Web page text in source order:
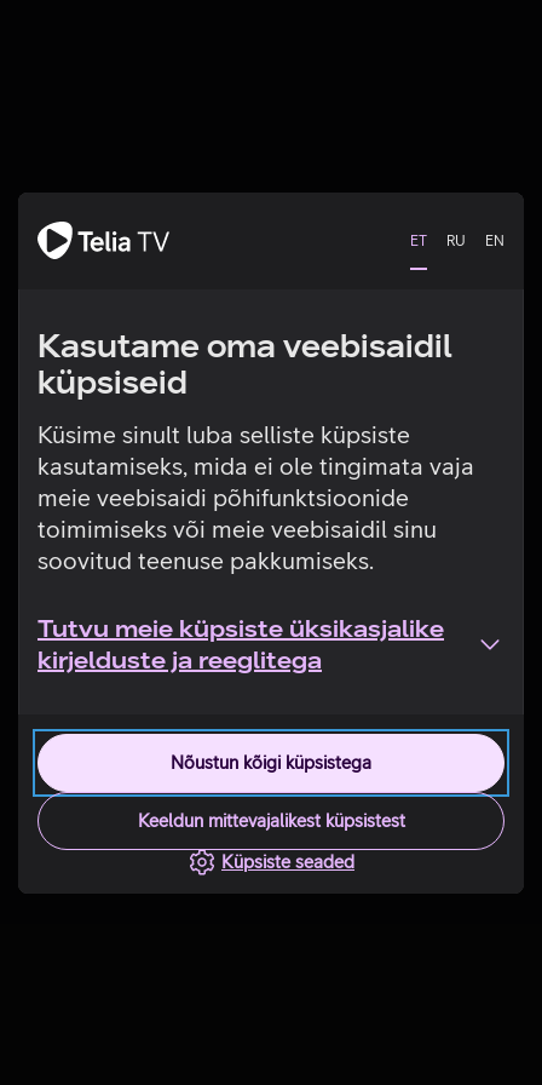
ET RU EN
Kasutame oma veebisaidil
küpsiseid
Küsime sinult luba selliste küpsiste
kasutamiseks, mida ei ole tingimata vaja
meie veebisaidi põhifunktsioonide
toimimiseks või meie veebisaidil sinu
soovitud teenuse pakkumiseks.
Tutvu meie küpsiste üksikasjalike
kirjelduste ja reeglitega
Nõustun kõigi küpsistega
Keeldun mittevajalikest küpsistest
Küpsiste seaded
Tehniline viga